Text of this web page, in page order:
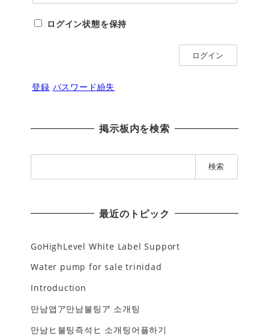
ログイン状態を保持
ログイン
登録 パスワード紛失
掲示板内を検索
索
最近のトピック
GoHighLevel White Label Support
Water pump for sale trinidad
Introduction
만남앱ア만남불팅ア 소개팅
만남ヒ불팅즉석ヒ 소개팅어플하기